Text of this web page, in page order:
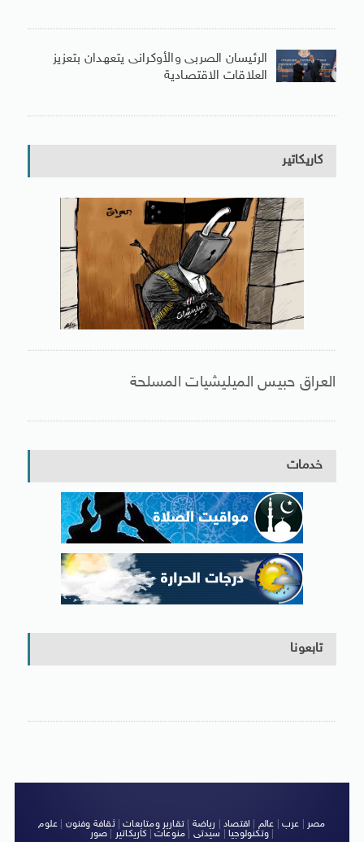
الرئيسان الصربى والأوكرانى يتعهدان بتعزيز
العلاقات الاقتصادية
كاريكاتير
العراق حبيس الميليشيات المسلحة
خدمات
تابعونا
مصر عرب عالم اقتصاد رياضة |تقارير ومتابعات|ثقافة وفنون
علوم
وتكنولوجيا| سيدتى منوعات كاريكاتير صور |